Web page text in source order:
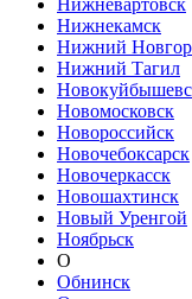
Нижневартовск
Нижнекамск
Нижний
Нижний Тагил
Новомосковск
Новороссийск
Новочебоксарск
Новочеркасск
Новошахтинск
Новый Уренгой
Ноябрьск
О
Обнинск